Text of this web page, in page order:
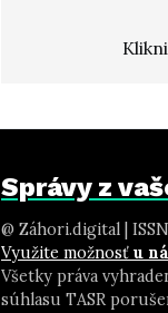
Správy z
@ Záhori.digital |
Využite možnosť u
Všetky práva
súhlasu TASR